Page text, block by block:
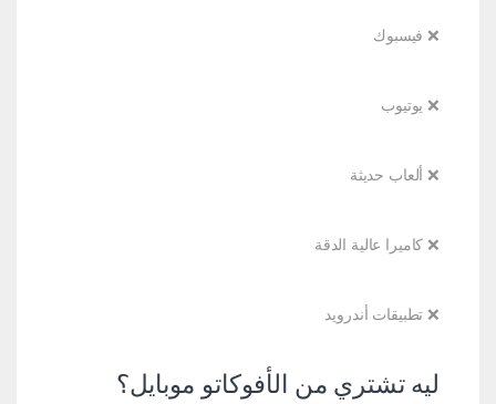
❌ فيسبوك
❌ يوتيوب
❌ ألعاب حديثة
❌ كاميرا عالية الدقة
❌ تطبيقات أندرويد
ليه تشتري من الأفوكاتو موبايل؟